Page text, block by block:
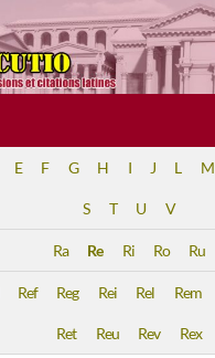
E F G H I J L M
S T U V
Ra Re Ri Ro Ru
Ref Reg Rei Rel Rem
Ret Reu Rev Rex